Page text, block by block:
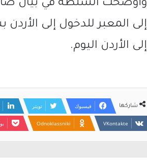
وأوضحت السلطة في بيان
إلى المعبر للدخول إلى
إلى الأردن اليوم.
شاركها فيسبوك تويتر
Odnoklassniki